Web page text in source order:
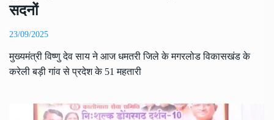
सदनों
23/09/2025
मुख्यमंत्री विष्णु देव साय ने आज धमतरी जिले के मगरलोड विकासखंड के
करेली बड़ी गांव से प्रदेश के 51 महतारी